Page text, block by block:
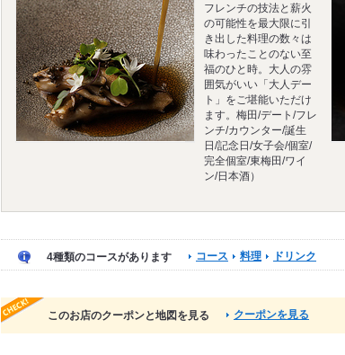
フレンチの技法と薪火
の可能性を最大限に引
き出した料理の数々は
味わったことのない至
福のひと時。大人の雰
囲気がいい「大人デー
ト」をご堪能いただけ
ます。梅田/デート/フレ
ンチ/カウンター/誕生
日/記念日/女子会/個室/
完全個室/東梅田/ワイ
ン/日本酒）
4種類のコースがあります コース 料理 ドリンク
このお店のクーポンと地図を見る クーポンを見る